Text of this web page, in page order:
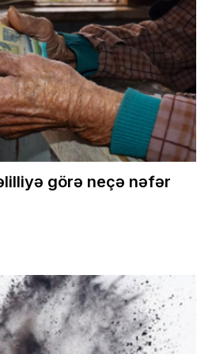
görə neçə nəfər